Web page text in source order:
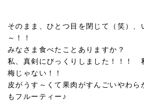
そのまま、ひとつ目を閉じて（笑）、
～！！
みなさま食べたことありますか？
私、真剣にびっくりしました！！！
梅じゃない！！
皮がうす～くて果肉がすんごいやわら
もフルーティー♪